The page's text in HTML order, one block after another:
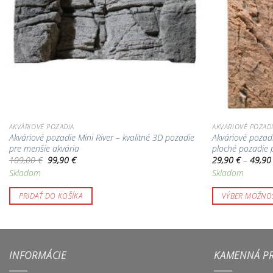
AKVÁRIOVÉ POZADIA
Akváriové pozadie Mini River – kvalitné 3D pozadie
pre menšie akvária
109,00€ Pôvodná
cena
109,00 €.
99,90€Aktuálna
99,90 €.
Skladom
PRIDAŤ DO KOŠÍKA
AKVÁRIOVÉ
Akváriové
ploché pozadie
29,90€ –
Skladom
VÝBER
viacero
variantov.
INFORMÁCIE KAMENNÁ